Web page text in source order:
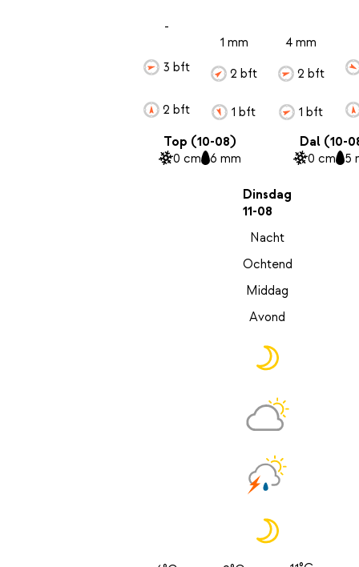
-
3 bft
2 bft
1 mm
2 bft
1 bft
4 mm
2 bft
1 bft
Top (10-08)
0 cm 6 mm
Dal (10-
0 cm 5
Dinsdag
11-08
Nacht
Ochtend
Middag
Avond